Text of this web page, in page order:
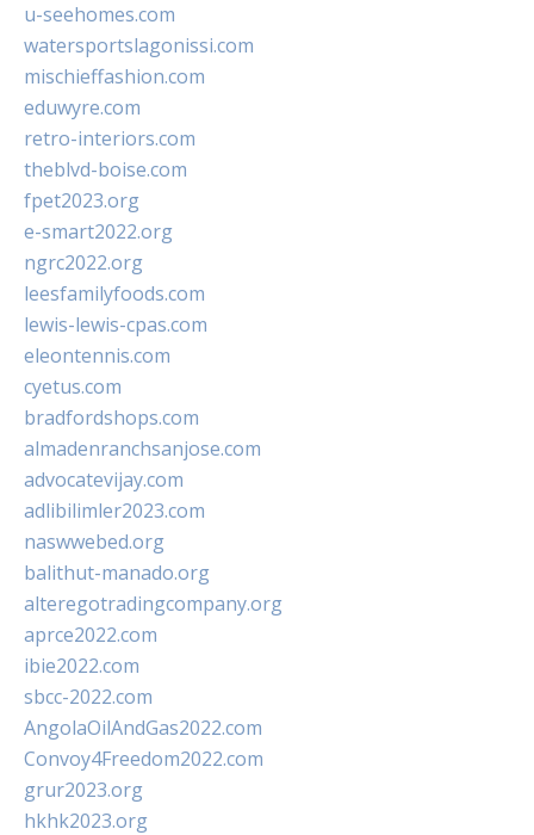
u-seehomes.com
watersportslagonissi.com
mischieffashion.com
eduwyre.com
retro-interiors.com
theblvd-boise.com
fpet2023.org
e-smart2022.org
ngrc2022.org
leesfamilyfoods.com
lewis-lewis-cpas.com
eleontennis.com
cyetus.com
bradfordshops.com
almadenranchsanjose.com
advocatevijay.com
adlibilimler2023.com
naswwebed.org
balithut-manado.org
alteregotradingcompany.org
aprce2022.com
ibie2022.com
sbcc-2022.com
AngolaOilAndGas2022.com
Convoy4Freedom2022.com
grur2023.org
hkhk2023.org